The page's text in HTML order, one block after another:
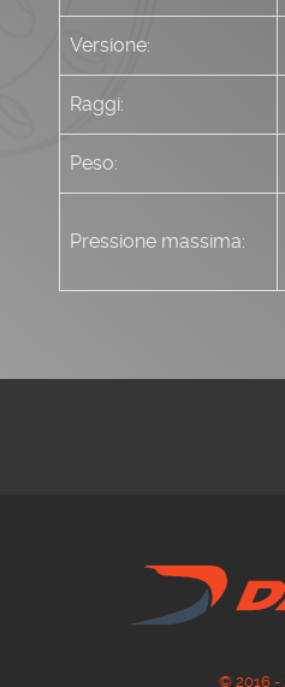
Versione:
Raggi:
Peso:
Pressione massima:
© 2016 -